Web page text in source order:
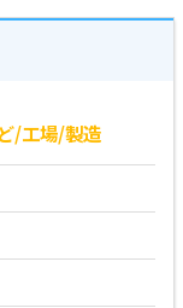
/工場/製造